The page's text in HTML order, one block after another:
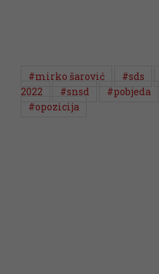
#mirko šarović #sds
2022
#snsd #pobjeda
#opozicija